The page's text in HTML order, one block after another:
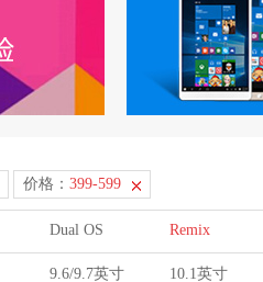
价格： 399-599
Dual OS Remix
9.6/9.7英寸 10.1英寸